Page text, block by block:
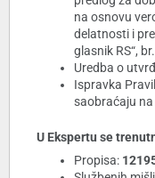
na osnovu
delatnosti i
glasnik RS“,
Uredba o
Ispravka
saobraćaju na
U Ekspertu se
Propisa: